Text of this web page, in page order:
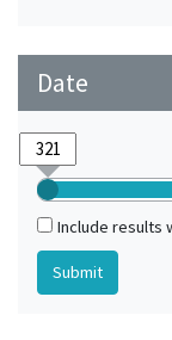
Date
Include results